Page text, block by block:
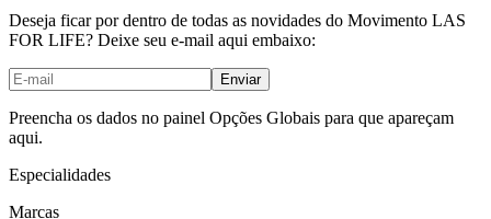
Deseja ficar por dentro de todas as novidades do Movimento LAS
FOR LIFE? Deixe seu e-mail aqui embaixo:
Enviar
Preencha os dados no painel Opções Globais para que apareçam
aqui.
Especialidades
Marcas